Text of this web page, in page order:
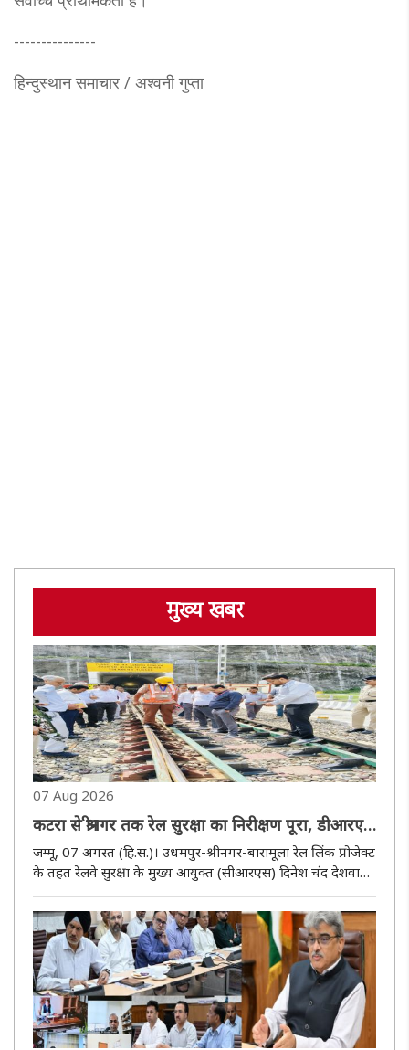
---------------
हिन्दुस्थान समाचार / अश्वनी गुप्ता
मुख्य खबर
07 Aug 2026
कटरा से श्रीनगर तक रेल सुरक्षा का निरीक्षण पूरा, डीआरएम
जम्मू और अन्य वरिष्ठ अधिकारी रहे मौजूद
जम्मू, 07 अगस्त (हि.स.)। उधमपुर-श्रीनगर-बारामूला रेल लिंक प्रोजेक्ट
के तहत रेलवे सुरक्षा के मुख्य आयुक्त (सीआरएस) दिनेश चंद देशवाल
दौरान मुख्य प्रशासनिक अधिकारी और डिवीज़नल रेलवे ..